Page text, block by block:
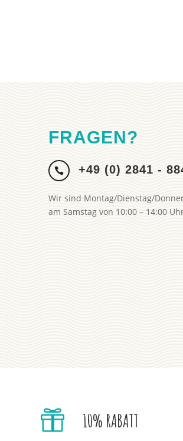
FRAGEN?
 +49 (0) 2841 -
Wir sind Montag/Dienstag/
am Samstag von 10:00 – 14:00
 10% RABATT